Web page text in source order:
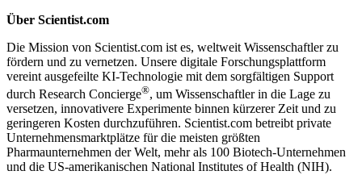
Über Scientist.com
Die Mission von Scientist.com ist es, weltweit Wissenschaftler zu
fördern und zu vernetzen. Unsere digitale Forschungsplattform
vereint ausgefeilte KI-Technologie mit dem sorgfältigen Support
durch Research Concierge®, um Wissenschaftler in die Lage zu
versetzen, innovativere Experimente binnen kürzerer Zeit und zu
geringeren Kosten durchzuführen. Scientist.com betreibt private
Unternehmensmarktplätze für die meisten größten
Pharmaunternehmen der Welt, mehr als 100 Biotech-Unternehmen
und die US-amerikanischen National Institutes of Health (NIH).